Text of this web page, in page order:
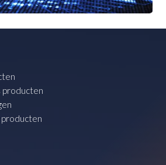
producten